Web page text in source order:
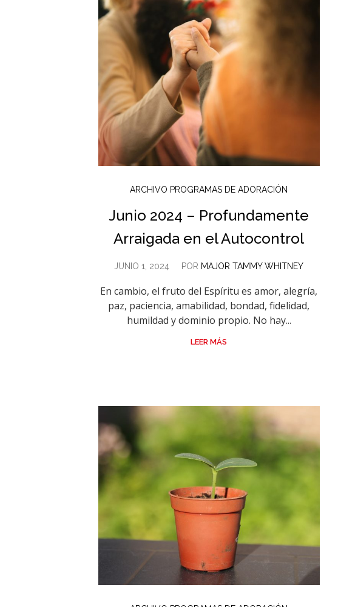
ARCHIVO PROGRAMAS DE ADORACIÓN
Junio 2024 – Profundamente
Arraigada en el Autocontrol
JUNIO 1, 2024 POR MAJOR TAMMY WHITNEY
En cambio, el fruto del Espíritu es amor, alegría,
paz, paciencia, amabilidad, bondad, fidelidad,
humildad y dominio propio. No hay...
LEER MÁS